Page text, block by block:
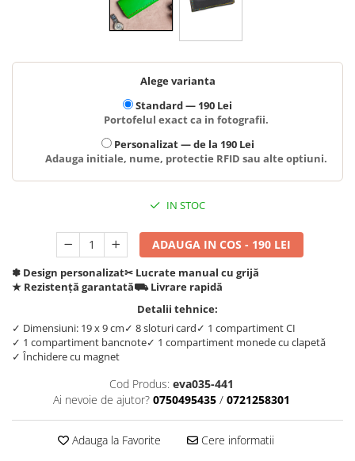
Alege varianta
Standard — 190 Lei
Portofelul exact ca in fotografii.
Personalizat —de la 190 Lei
Adauga initiale, nume, protectie RFID sau alte optiuni.
IN STOC
ADAUGA IN COS - 190 LEI
✽ Design personalizat✂︎ Lucrate manual cu grijă
★ Rezistență garantată⛟ Livrare rapidă
Detalii tehnice:
✓ Dimensiuni: 19 x 9 cm✓ 8 sloturi card✓ 1 compartiment CI
✓ 1 compartiment bancnote✓ 1 compartiment monede cu clapetă
✓ Închidere cu magnet
Cod Produs: eva035-441
Ai nevoie de ajutor? 0750495435 / 0721258301
Adauga la Favorite Cere informatii